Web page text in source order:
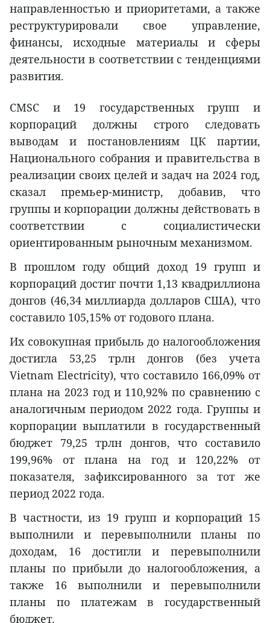
направленностью и приоритетами, а также
реструктурировали свое управление,
финансы, исходные материалы и сферы
деятельности в соответствии с тенденциями
развития.
CMSC и 19 государственных групп и
корпораций должны строго следовать
выводам и постановлениям ЦК партии,
Национального собрания и правительства в
реализации своих целей и задач на 2024 год,
сказал премьер-министр, добавив, что
группы и корпорации должны действовать в
соответствии с социалистически
ориентированным рыночным механизмом.
В прошлом году общий доход 19 групп и
корпораций достиг почти 1,13 квадриллиона
донгов (46,34 миллиарда долларов США), что
составило 105,15% от годового плана.
Их совокупная прибыль до налогообложения
достигла 53,25 трлн донгов (без учета
Vietnam Electricity), что составило 166,09% от
плана на 2023 год и 110,92% по сравнению с
аналогичным периодом 2022 года. Группы и
корпорации выплатили в государственный
бюджет 79,25 трлн донгов, что составило
199,96% от плана на год и 120,22% от
показателя, зафиксированного за тот же
период 2022 года.
В частности, из 19 групп и корпораций 15
выполнили и перевыполнили планы по
доходам, 16 достигли и перевыполнили
планы по прибыли до налогообложения, а
также 16 выполнили и перевыполнили
планы по платежам в государственный
бюджет.